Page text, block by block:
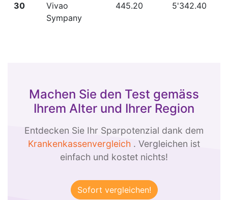
30
Vivao
Sympany
445.20 5'342.40
Machen Sie den Test gemäss
Ihrem Alter und Ihrer Region
Entdecken Sie Ihr Sparpotenzial dank dem
Krankenkassenvergleich . Vergleichen ist
einfach und kostet nichts!